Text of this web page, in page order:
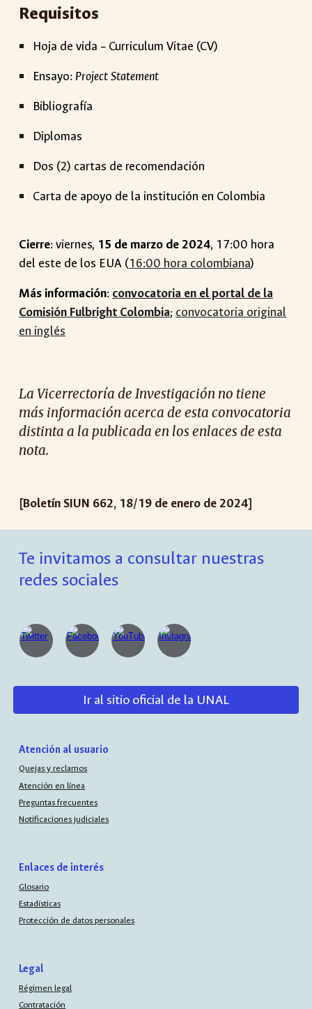
Requisitos
Hoja de vida – Curriculum Vitae (CV)
Ensayo: Project Statement
Bibliografía
Diplomas
Dos (2) cartas de recomendación
Carta de apoyo de la institución en Colombia
Cierre:viernes, 15 de marzo de 2024, 17:00 hora
del este de los EUA (16:00 hora colombiana)
Más información: convocatoria en el portal de la
Comisión Fulbright Colombia; convocatoria original
en inglés
La Vicerrectoría de Investigación no tiene
más información acerca de esta convocatoria
distinta a la publicada en los enlaces de esta
nota.
[Boletín SIUN 662, 18/19 de enero de 2024]
Te invitamos a consultar nuestras
redes sociales
Ir al sitio oficial de la UNAL
Atención al usuario
Quejas y reclamos
Atención en línea
Preguntas frecuentes
Notificaciones judiciales
Enlaces de interés
Glosario
Estadísticas
Protección de datos personales
Legal
Régimen legal
Contratación